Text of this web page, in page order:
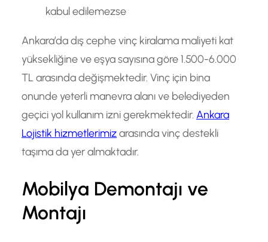
kabul edilemezse
Ankara’da dış cephe vinç kiralama maliyeti kat
yüksekliğine ve eşya sayısına göre 1.500-6.000
TL arasında değişmektedir. Vinç için bina
onunde yeterli manevra alanı ve belediyeden
geçici yol kullanım izni gerekmektedir. Ankara
Lojistik hizmetlerimizarasında vinç destekli
taşıma da yer almaktadır.
Mobilya Demontajı ve
Montajı